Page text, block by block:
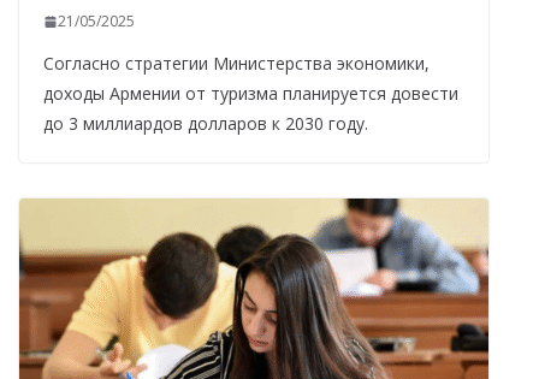
21/05/2025
Согласно стратегии Министерства экономики,
доходы Армении от туризма планируется довести
до 3 миллиардов долларов к 2030 году.